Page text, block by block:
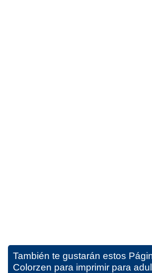
También te gustarán estos
Colorzen para imprimir para